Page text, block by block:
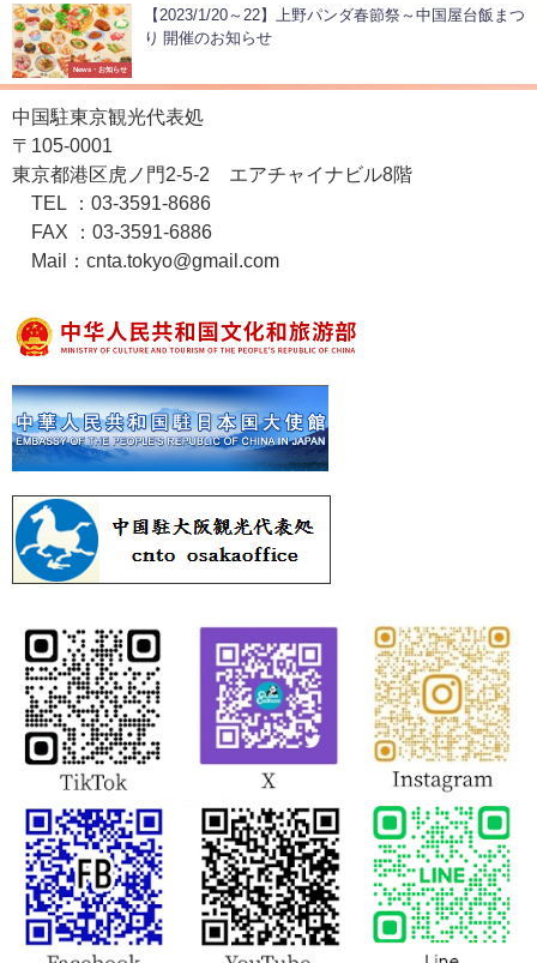
News・お知らせ
【2023/1/20～22】上野パンダ春節祭～中国屋台飯まつ
り 開催のお知らせ
中国駐東京観光代表処
〒105-0001
東京都港区虎ノ門2-5-2 エアチャイナビル8階
TEL ：03-3591-8686
FAX ：03-3591-6886
Mail：cnta.tokyo@gmail.com